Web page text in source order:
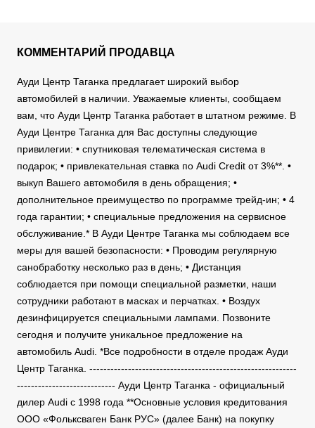
КОММЕНТАРИЙ ПРОДАВЦА
Ауди Центр Таганка предлагает широкий выбор
автомобилей в наличии. Уважаемые клиенты, сообщаем
вам, что Ауди Центр Таганка работает в штатном режиме. В
Ауди Центре Таганка для Вас доступны следующие
привилегии: • спутниковая телематическая система в
подарок; • привлекательная ставка по Audi Credit от 3%**. •
выкуп Вашего автомобиля в день обращения; •
дополнительное преимущество по программе трейд-ин; • 4
года гарантии; • специальные предложения на сервисное
обслуживание.* В Ауди Центре Таганка мы соблюдаем все
меры для вашей безопасности: • Проводим регулярную
санобработку несколько раз в день; • Дистанция
соблюдается при помощи специальной разметки, наши
сотрудники работают в масках и перчатках. • Воздух
дезинфицируется специальными лампами. Позвоните
сегодня и получите уникальное предложение на
автомобиль Audi. *Все подробности в отделе продаж Ауди
Центр Таганка. -----------------------------------------------------------
---------------------------- Ауди Центр Таганка - официальный
дилер Audi с 1998 года **Основные условия кредитования
ООО «Фольксваген Банк РУС» (далее Банк) на покупку